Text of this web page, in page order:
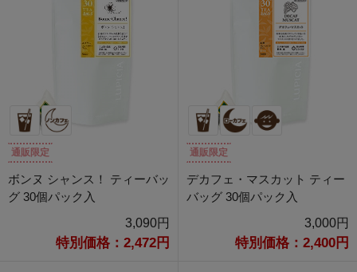
通販限定
ボンヌ シャンス！ ティーバッ
グ 30個パック入
3,090円
特別価格：2,472円
通販限定
デカフェ・マスカット ティー
バッグ 30個パック入
3,000円
特別価格：2,400円